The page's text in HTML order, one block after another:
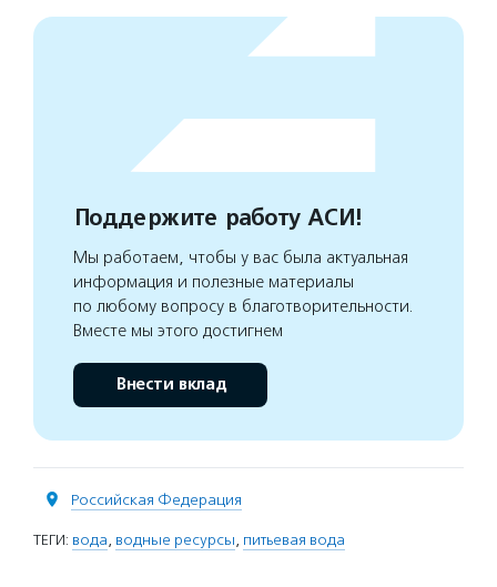
Поддержите работу АСИ!
Мы работаем, чтобы у вас была актуальная
информация и полезные материалы
по любому вопросу в благотворительности.
Вместе мы этого достигнем
Внести вклад
Российская Федерация
ТЕГИ: вода, водные ресурсы, питьевая вода